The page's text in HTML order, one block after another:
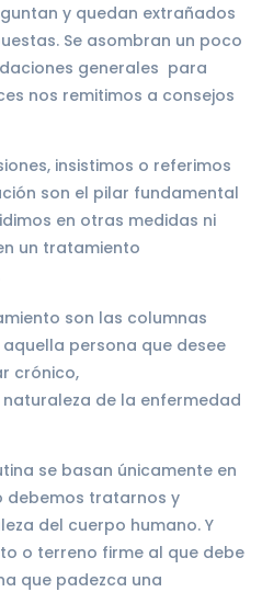
y quedan extrañados
Se asombran un poco
generales para
nos remitimos a consejos
insistimos o referimos
son el pilar fundamental
en otras medidas ni
un tratamiento
son las columnas
persona que desee
crónico,
de la enfermedad
se basan únicamente en
debemos tratarnos y
del cuerpo humano. Y
o terreno firme al que debe
que padezca una